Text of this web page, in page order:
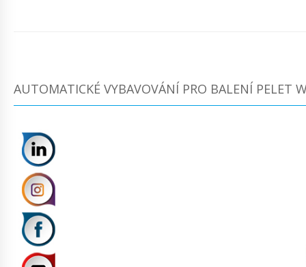
AUTOMATICKÉ VYBAVOVÁNÍ PRO BALENÍ PELET